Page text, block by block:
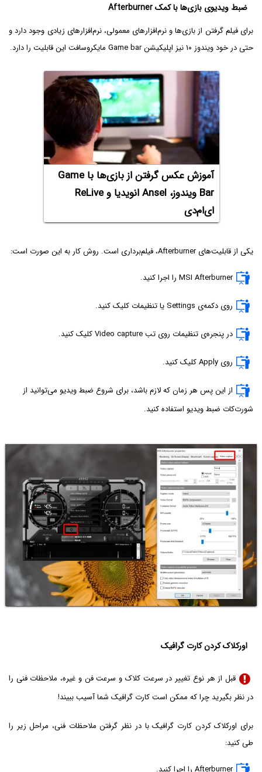
ضبط ویدیوی بازی‌ها با کمک Afterburner
برای فیلم گرفتن از بازی‌ها و نرم‌افزارهای معمولی، نرم‌افزارهای زیادی وجود دارد و
حتی در خود ویندوز ۱۰ نیز اپلیکیشن Game bar مایکروسافت این قابلیت را دارد.
آموزش عکس گرفتن از بازی‌ها با Game
Bar‌ ویندوز، Ansel انویدیا و ReLive
ای‌ام‌دی
یکی از قابلیت‌های Afterburner، فیلم‌برداری است. روش کار به این صورت است:
MSI Afterburner را اجرا کنید.
روی دکمه‌ی Settings یا تنظیمات کلیک کنید.
در پنجره‌ی تنظیمات روی تب Video capture کلیک کنید.
روی Apply کلیک کنید.
از این پس هر زمان که لازم باشد، برای شروع ضبط ویدیو می‌توانید از
شورت‌کات ضبط ویدیو استفاده کنید.
اورکلاک کردن کارت گرافیک
قبل از هر نوع تغییر در سرعت کلاک و سرعت فن و غیره، ملاحظات فنی را
در نظر بگیرید چرا که ممکن است کارت گرافیک شما آسیب ببیند!
برای اورکلاک کردن کارت گرافیک با در نظر گرفتن ملاحظات فنی، مراحل زیر را
طی کنید: